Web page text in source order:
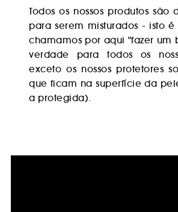
Todos os nossos produtos são
para serem misturados - isto
chamamos por aqui "fazer um
verdade para todos os
exceto os nossos protetores
que ficam na superfície da
a protegida).